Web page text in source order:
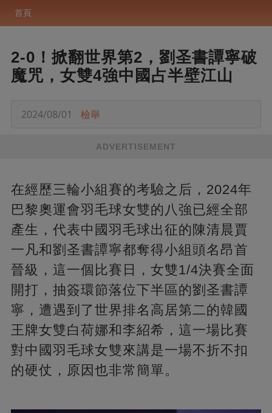
首頁
2-0！掀翻世界第2，劉圣書譚寧破
魔咒，女雙4強中國占半壁江山
2024/08/01 檢舉
ADVERTISEMENT
在經歷三輪小組賽的考驗之后，2024年
巴黎奧運會羽毛球女雙的八強已經全部
產生，代表中國羽毛球出征的陳清晨賈
一凡和劉圣書譚寧都奪得小組頭名昂首
晉級，這一個比賽日，女雙1/4決賽全面
開打，抽簽環節落位下半區的劉圣書譚
寧，遭遇到了世界排名高居第二的韓國
王牌女雙白荷娜和李紹希，這一場比賽
對中國羽毛球女雙來講是一場不折不扣
的硬仗，原因也非常簡單。